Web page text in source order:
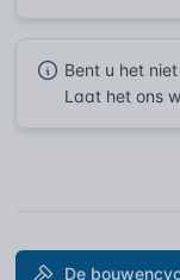
Bent u het
Laat het ons
De